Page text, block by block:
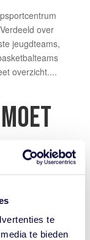
te
te bieden
over
jeugdteams,
overzicht....
|Basketball